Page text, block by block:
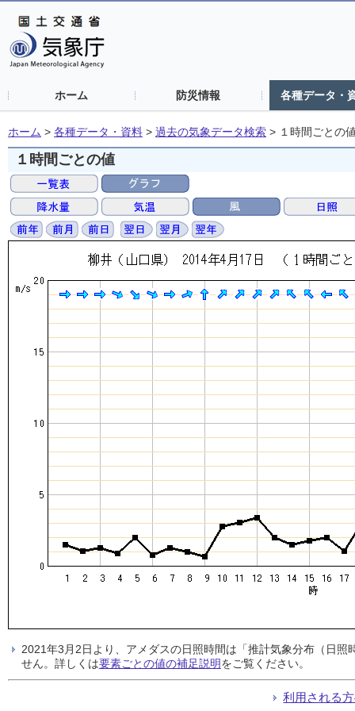
ホーム 防災情報 各種データ・
ホーム > 各種データ・資料 > 過去の気象データ検索 > １時間ごとの
１時間ごとの値
2021年3月2日より、アメダスの日照時間は「推計気象分布（日
せん。詳しくは要素ごとの値の補足説明をご覧ください。
利用される